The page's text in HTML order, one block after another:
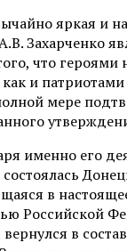
яркая и
Захарченко
что
и патриотами
мере
именно его
в
Российской
в